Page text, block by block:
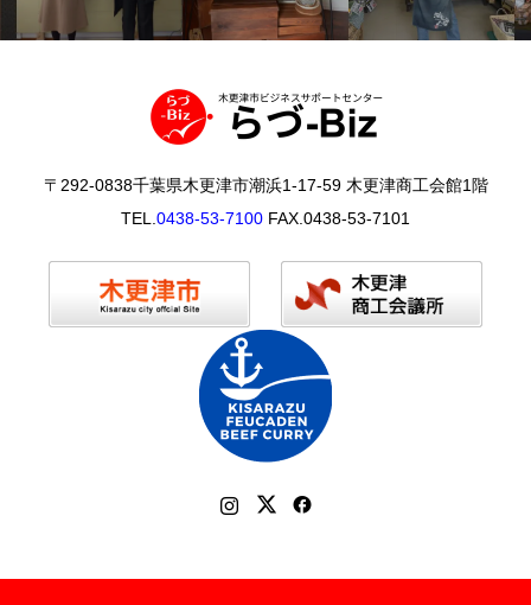
〒292-0838千葉県木更津市潮浜1-17-59 木更津商工会館1階
TEL. 0438-53-7100 FAX.0438-53-7101